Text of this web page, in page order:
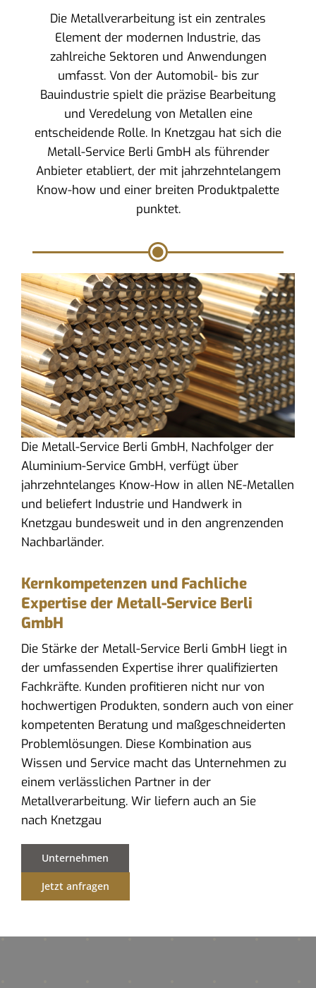
Die Metallverarbeitung ist ein zentrales
Element der modernen Industrie, das
zahlreiche Sektoren und Anwendungen
umfasst. Von der Automobil- bis zur
Bauindustrie spielt die präzise Bearbeitung
und Veredelung von Metallen eine
entscheidende Rolle. In Knetzgau hat sich die
Metall-Service Berli GmbH als führender
Anbieter etabliert, der mit jahrzehntelangem
Know-how und einer breiten Produktpalette
punktet.
Die Metall-Service Berli GmbH, Nachfolger der
Aluminium-Service GmbH, verfügt über
jahrzehntelanges Know-How in allen NE-Metallen
und beliefert Industrie und Handwerk in
Knetzgau bundesweit und in den angrenzenden
Nachbarländer.
Kernkompetenzen und Fachliche
Expertise der Metall-Service Berli
GmbH
Die Stärke der Metall-Service Berli GmbH liegt in
der umfassenden Expertise ihrer qualifizierten
Fachkräfte. Kunden profitieren nicht nur von
hochwertigen Produkten, sondern auch von einer
kompetenten Beratung und maßgeschneiderten
Problemlösungen. Diese Kombination aus
Wissen und Service macht das Unternehmen zu
einem verlässlichen Partner in der
Metallverarbeitung. Wir liefern auch an Sie
nach Knetzgau
Unternehmen
Jetzt anfragen